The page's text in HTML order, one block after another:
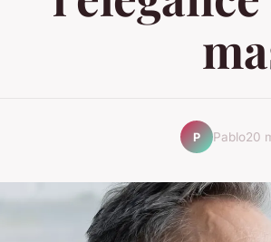
P Pablo20